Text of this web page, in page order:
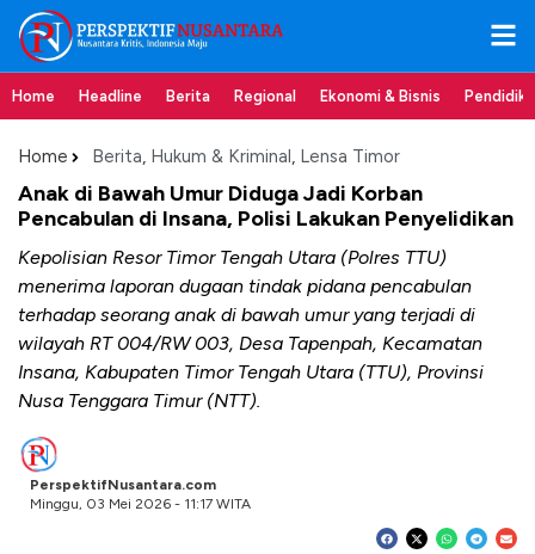
Home Headline Berita Regional Ekonomi & Bisnis
Home Berita, Hukum & Kriminal, Lensa Timor
Anak di Bawah Umur Diduga Jadi Korban
Pencabulan di Insana, Polisi Lakukan Penyelidikan
Kepolisian Resor Timor Tengah Utara (Polres TTU)
menerima laporan dugaan tindak pidana pencabulan
terhadap seorang anak di bawah umur yang terjadi di
wilayah RT 004/RW 003, Desa Tapenpah, Kecamatan
Insana, Kabupaten Timor Tengah Utara (TTU), Provinsi
Nusa Tenggara Timur (NTT).
PerspektifNusantara.com
Minggu, 03 Mei 2026 - 11:17 WITA